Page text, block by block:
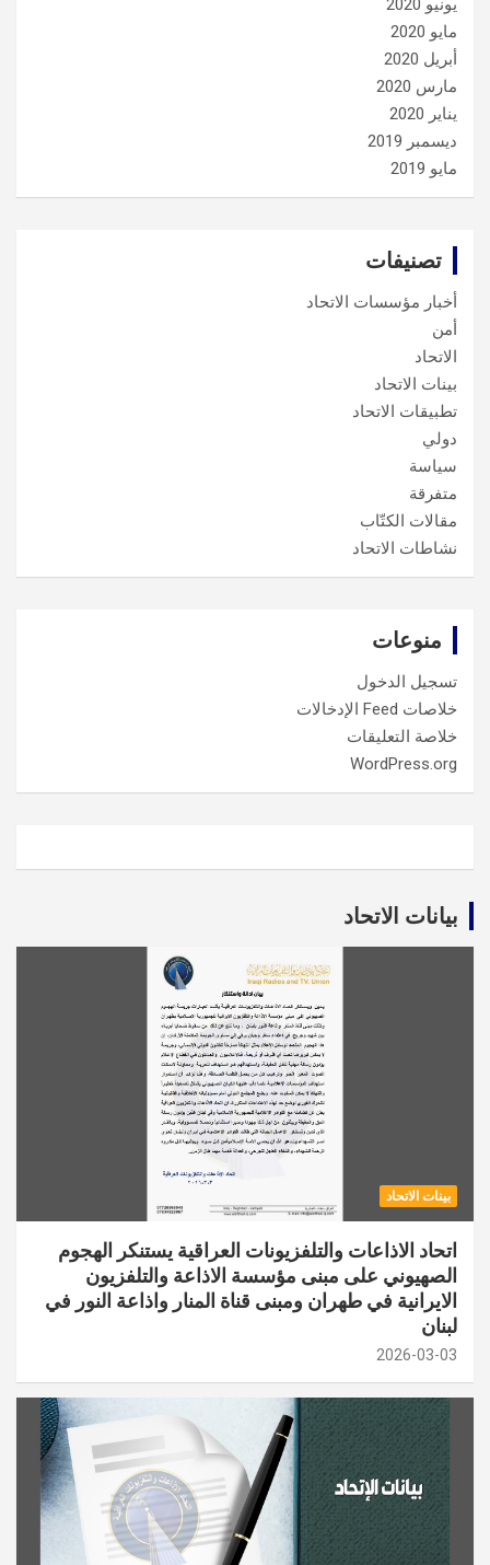
يونيو 2020
مايو 2020
أبريل 2020
مارس 2020
يناير 2020
ديسمبر 2019
مايو 2019
تصنيفات
أخبار مؤسسات الاتحاد
أمن
الاتحاد
بينات الاتحاد
تطبيقات الاتحاد
دولي
سياسة
متفرقة
مقالات الكتّاب
نشاطات الاتحاد
منوعات
تسجيل الدخول
خلاصات Feed الإدخالات
خلاصة التعليقات
WordPress.org
بيانات الاتحاد
بينات الاتحاد
اتحاد الاذاعات والتلفزيونات العراقية يستنكر الهجوم
الصهيوني على مبنى مؤسسة الاذاعة والتلفزيون
الايرانية في طهران ومبنى قناة المنار واذاعة النور في
لبنان
2026-03-03